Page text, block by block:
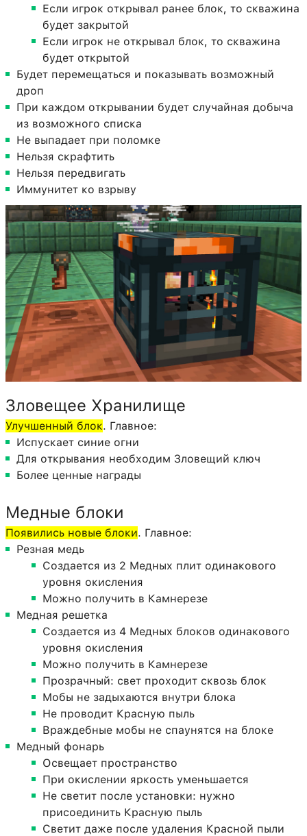
Если игрок открывал ранее блок, то скважина
будет закрытой
Если игрок не открывал блок, то скважина
будет открытой
Будет перемещаться и показывать возможный
дроп
При каждом открывании будет случайная добыча
из возможного списка
Не выпадает при поломке
Нельзя скрафтить
Нельзя передвигать
Иммунитет ко взрыву
Зловещее Хранилище
Улучшенный блок. Главное:
Испускает синие огни
Для открывания необходим Зловещий ключ
Более ценные награды
Медные блоки
Появились новые блоки. Главное:
Резная медь
Создается из 2 Медных плит одинакового
уровня окисления
Можно получить в Камнерезе
Медная решетка
Создается из 4 Медных блоков одинакового
уровня окисления
Можно получить в Камнерезе
Прозрачный: свет проходит сквозь блок
Мобы не задыхаются внутри блока
Не проводит Красную пыль
Враждебные мобы не спаунятся на блоке
Медный фонарь
Освещает пространство
При окислении яркость уменьшается
Не светит после установки: нужно
присоединить Красную пыль
Светит даже после удаления Красной пыли